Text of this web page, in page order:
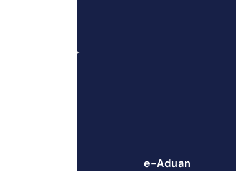
e-Aduan
e-Aduan